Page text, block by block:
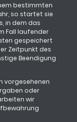
bestimmten
so startet sie
in dem das
Fall laufender
gespeichert
Zeitpunkt des
Beendigung
vorgesehenen
oder
wir